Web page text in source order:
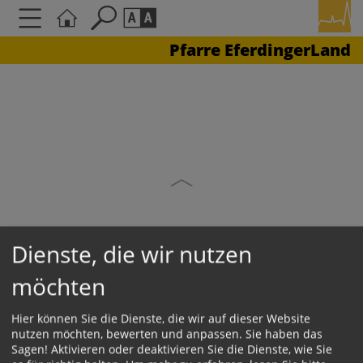
Pfarre EferdingerLand
A
Impressum
Datenschutz
Dienste, die wir nutzen
möchten
Hier können Sie die Dienste, die wir auf dieser Website
nutzen möchten, bewerten und anpassen. Sie haben das
Sagen! Aktivieren oder deaktivieren Sie die Dienste, wie Sie